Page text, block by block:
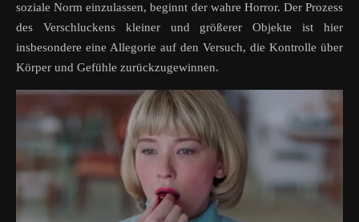
soziale Norm einzulassen, beginnt der wahre Horror. Der Prozess
des Verschluckens kleiner und größerer Objekte ist hier
insbesondere eine Allegorie auf den Versuch, die Kontrolle über
Körper und Gefühle zurückzugewinnen.